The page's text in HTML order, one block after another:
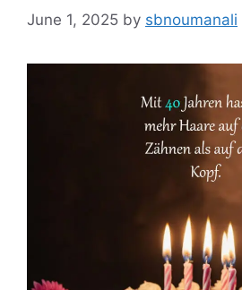
June 1, 2025 by sbnoumanali